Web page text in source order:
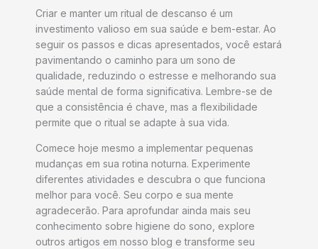
Criar e manter um ritual de descanso é um
investimento valioso em sua saúde e bem-estar. Ao
seguir os passos e dicas apresentados, você estará
pavimentando o caminho para um sono de
qualidade, reduzindo o estresse e melhorando sua
saúde mental de forma significativa. Lembre-se de
que a consistência é chave, mas a flexibilidade
permite que o ritual se adapte à sua vida.
Comece hoje mesmo a implementar pequenas
mudanças em sua rotina noturna. Experimente
diferentes atividades e descubra o que funciona
melhor para você. Seu corpo e sua mente
agradecerão. Para aprofundar ainda mais seu
conhecimento sobre higiene do sono, explore
outros artigos em nosso blog e transforme seu